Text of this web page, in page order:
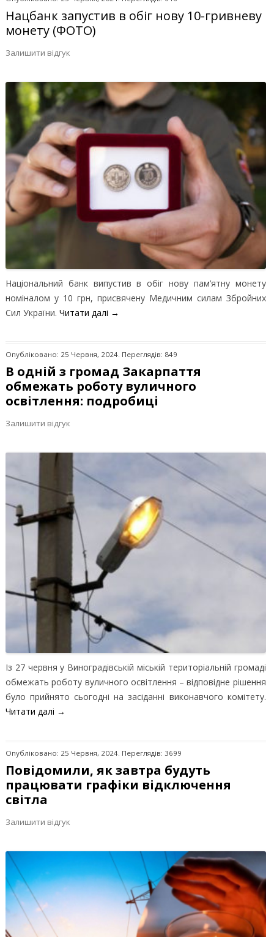
Нацбанк запустив в обіг нову 10-гривневу
монету (ФОТО)
Залишити відгук
Національний банк випустив в обіг нову пам’ятну монету
номіналом у 10 грн, присвячену Медичним силам Збройних
Сил України. Читати далі →
Опубліковано: 25 Червня, 2024. Переглядів: 849
В одній з громад Закарпаття
обмежать роботу вуличного
освітлення: подробиці
Залишити відгук
Із 27 червня у Виноградівській міській територіальній громаді
обмежать роботу вуличного освітлення – відповідне рішення
було прийнято сьогодні на засіданні виконавчого комітету.
Читати далі →
Опубліковано: 25 Червня, 2024. Переглядів: 3699
Повідомили, як завтра будуть
працювати графіки відключення
світла
Залишити відгук